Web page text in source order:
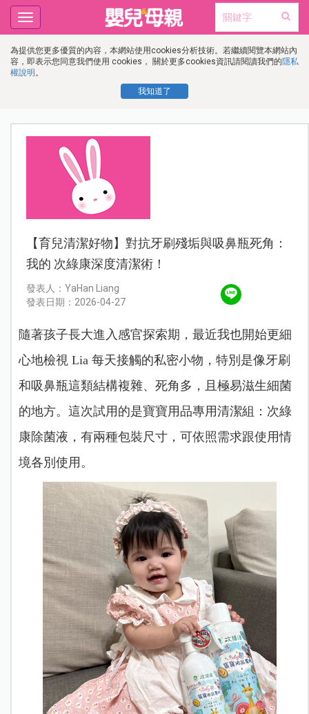
為提供您更多優質的內容，本網站使用cookies分析技術。若繼續閱覽本網站內
容，即表示您同意我們使用 cookies， 關於更多cookies資訊請閱讀我們的隱私
權說明 。
我知道了
Toggle
navigation
【育兒清潔好物】對抗牙刷殘垢與吸鼻瓶死角：
我的 次綠康深度清潔術！
發表人：YaHan Liang
發表日期：2026-04-27
隨著孩子長大進入感官探索期，最近我也開始更細
心地檢視 Lia 每天接觸的私密小物，特別是像牙刷
和吸鼻瓶這類結構複雜、死角多，且極易滋生細菌
的地方。這次試用的是寶寶用品專用清潔組：次綠
康除菌液，有兩種包裝尺寸，可依照需求跟使用情
境各別使用。